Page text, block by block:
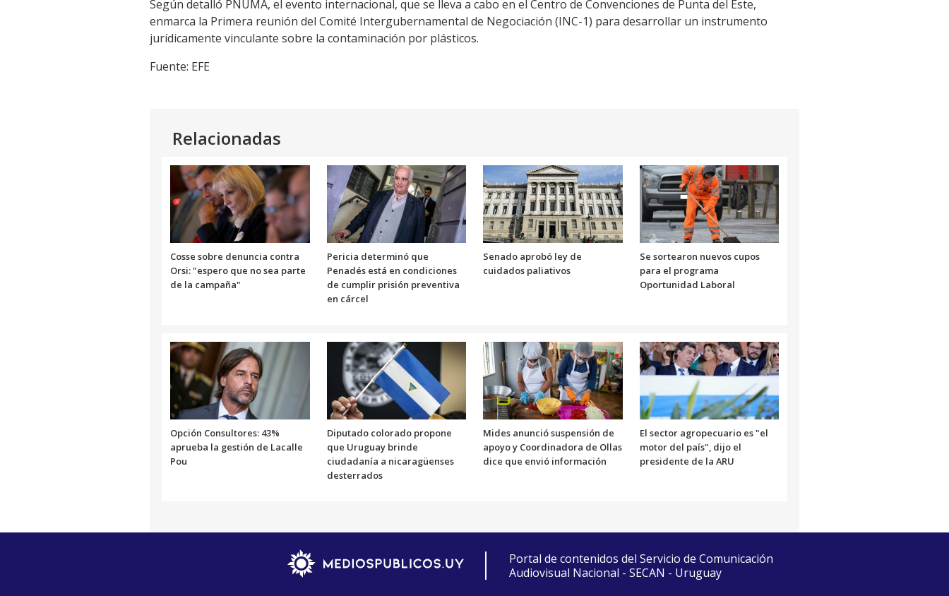
Según detalló PNUMA, el evento internacional, que se lleva a cabo en el Centro de Convenciones de Punta del Este,
enmarca la Primera reunión del Comité Intergubernamental de Negociación (INC-1) para desarrollar un instrumento
jurídicamente vinculante sobre la contaminación por plásticos.
Fuente: EFE
Relacionadas
Cosse sobre denuncia contra
Orsi: "espero que no sea parte
de la campaña"
Pericia determinó que
Penadés está en condiciones
de cumplir prisión preventiva
en cárcel
Senado aprobó ley de
cuidados paliativos
Se sortearon nuevos cupos
para el programa
Oportunidad Laboral
Opción Consultores: 43%
aprueba la gestión de Lacalle
Pou
Diputado colorado propone
que Uruguay brinde
ciudadanía a nicaragüenses
desterrados
Mides anunció suspensión de
apoyo y Coordinadora de Ollas
dice que envió información
El sector agropecuario es "el
motor del país", dijo el
presidente de la ARU
Portal de contenidos del Servicio de Comunicación
Audiovisual Nacional - SECAN - Uruguay